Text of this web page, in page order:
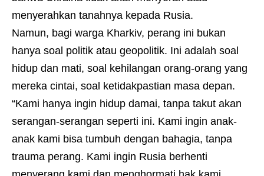
menyerahkan tanahnya kepada Rusia.
Namun, bagi warga Kharkiv, perang ini bukan
hanya soal politik atau geopolitik. Ini adalah soal
hidup dan mati, soal kehilangan orang-orang yang
mereka cintai, soal ketidakpastian masa depan.
“Kami hanya ingin hidup damai, tanpa takut akan
serangan-serangan seperti ini. Kami ingin anak-
anak kami bisa tumbuh dengan bahagia, tanpa
trauma perang. Kami ingin Rusia berhenti